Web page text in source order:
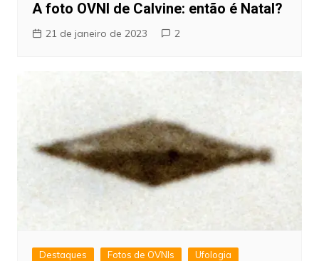
A foto OVNI de Calvine: então é Natal?
21 de janeiro de 2023 2
Destaques Fotos de OVNIs Ufologia